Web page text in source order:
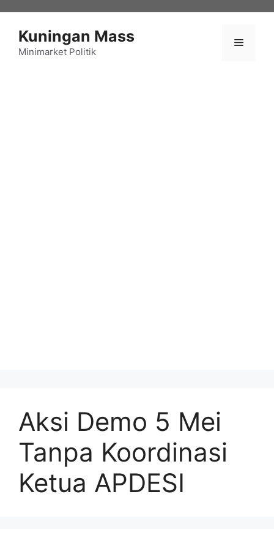
Kuningan Mass
Minimarket Politik
Menu
Aksi Demo 5 Mei
Tanpa Koordinasi
Ketua APDESI